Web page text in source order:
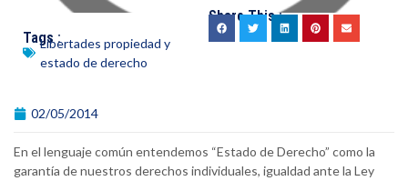
Tags :
Libertades propiedad y
estado de derecho
Share This :
02/05/2014
En el lenguaje común entendemos “Estado de Derecho” como la
garantía de nuestros derechos individuales, igualdad ante la Ley